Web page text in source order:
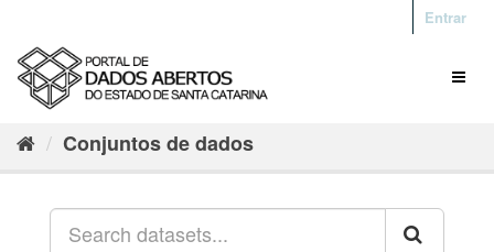
Entrar
Conjuntos de dados